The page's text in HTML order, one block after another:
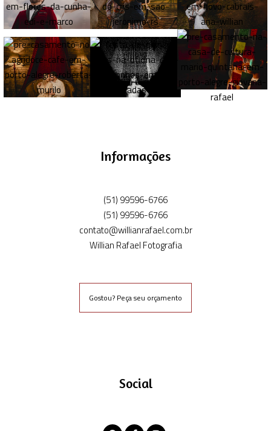
Informações
(51) 99596-6766
(51) 99596-6766
contato@willianrafael.com.br
Willian Rafael Fotografia
Gostou? Peça seu orçamento
Social